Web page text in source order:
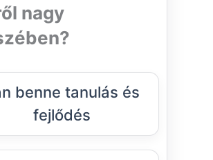
nagy
benne tanulás és
fejlődés